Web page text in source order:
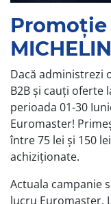
Dacă administrezi
B2B și cauți oferte
perioada 01-30
Euromaster!
între 75 lei și 150
achiziționate.
Actuala campanie
lucru Euromaster.